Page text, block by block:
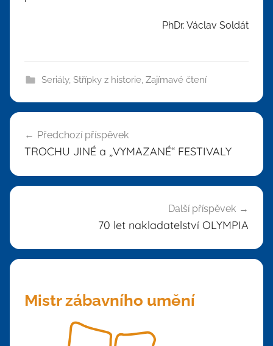
PhDr. Václav Soldát
Seriály, Střípky z historie, Zajímavé čtení
Navigace
pro
příspěvek
Předchozí příspěvek
TROCHU JINÉ a „VYMAZANÉ“ FESTIVALY
Další příspěvek
70 let nakladatelství OLYMPIA
Mistr zábavního umění